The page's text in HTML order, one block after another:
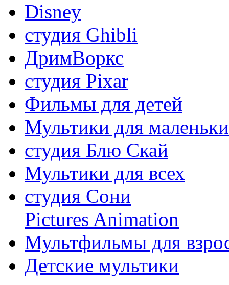
Disney
студия Ghibli
ДримВоркс
студия Pixar
Фильмы для детей
Мультики для
студия Блю Скай
Мультики для всех
студия Сони
Pictures Animation
Мультфильмы для
Детские мультики